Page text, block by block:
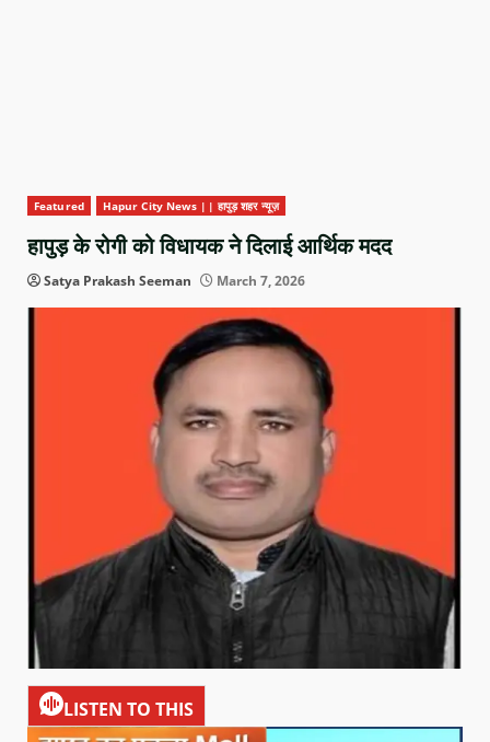
Featured Hapur City News || हापुड़ शहर न्यूज़
हापुड़ के रोगी को विधायक ने दिलाई आर्थिक मदद
Satya Prakash Seeman March 7, 2026
LISTEN TO THIS